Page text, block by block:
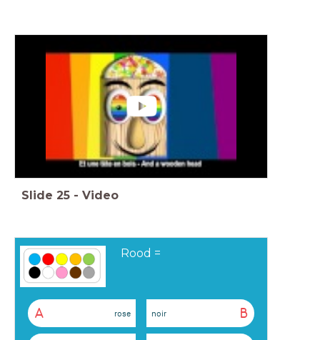
Slide 25 - Video
Rood =
A rose B
noir